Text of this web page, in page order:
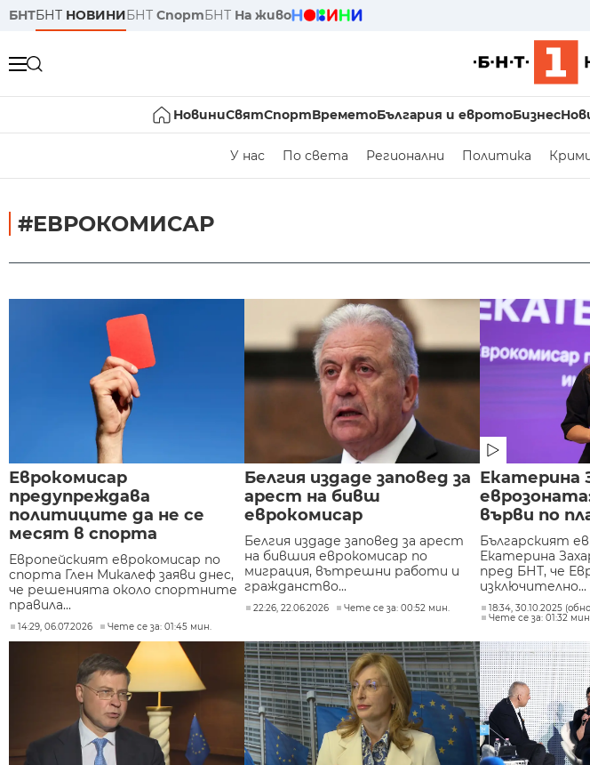
БНТБНТ НОВИНИБНТ СпортБНТ На живо
НовиниСвятСпортВреметоБългария и евротоБизнес
У нас По света Регионални Политика
#ЕВРОКОМИСАР
Еврокомисар
предупреждава
политиците да не се
месят в спорта
Европейският еврокомисар по
спорта Глен Микалеф заяви днес,
че решенията около спортните
правила...
14:29, 06.07.2026 Чете се за: 01:45 мин.
Белгия издаде заповед за
арест на бивш
еврокомисар
Белгия издаде заповед за арест
на бившия еврокомисар по
миграция, вътрешни работи и
гражданство...
22:26, 22.06.2026 Чете се за: 00:52 мин.
Екатерина
върви по
Българският
Екатерина
пред БНТ, че
изключително...
18:34, 30.10.2025
Чете се за: 01:32